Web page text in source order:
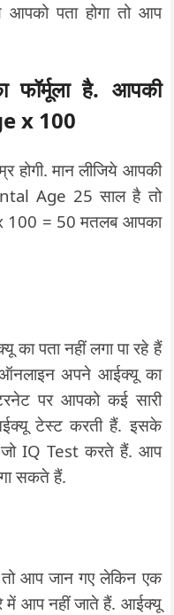
पता होगा तो आप
है. आपकी
x 100
होगी. मान लीजिये आपकी
Age 25 साल है तो
100 = 50 मतलब आपका
पता नहीं लगा पा रहे हैं
ऑनलाइन अपने आईक्यू का
पर आपको कई सारी
टेस्ट करती हैं. इसके
जो IQ Test करते हैं. आप
सकते हैं.
आप जान गए लेकिन एक
में आप नहीं जाते हैं. आईक्यू